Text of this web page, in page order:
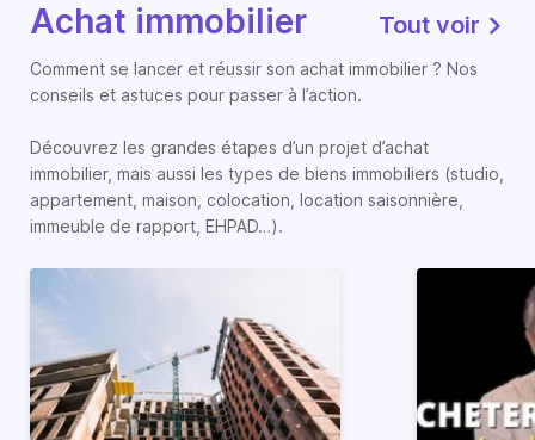
Achat immobilier Tout voir
Comment se lancer et réussir son achat immobilier ? Nos
conseils et astuces pour passer à l’action.
Découvrez les grandes étapes d’un projet d’achat
immobilier, mais aussi les types de biens immobiliers (studio,
appartement, maison, colocation, location saisonnière,
immeuble de rapport, EHPAD…).